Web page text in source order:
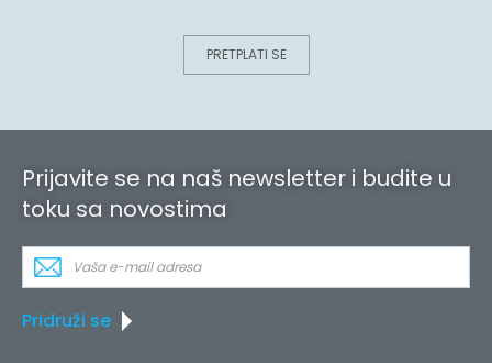
PRETPLATI SE
Prijavite se na naš newsletter i budite u
toku sa novostima